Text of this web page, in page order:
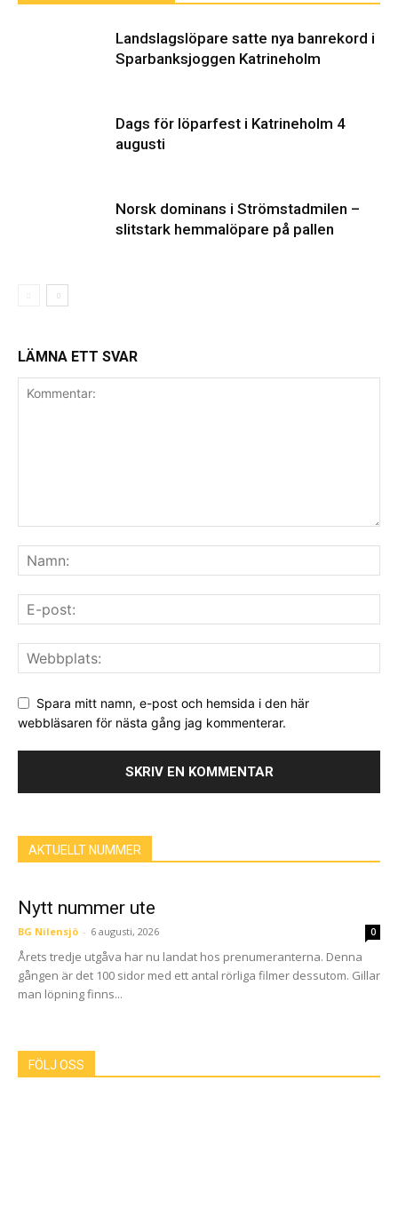
Landslagslöpare satte nya banrekord i
Sparbanksjoggen Katrineholm
Dags för löparfest i Katrineholm 4
augusti
Norsk dominans i Strömstadmilen –
slitstark hemmalöpare på pallen
LÄMNA ETT SVAR
Spara mitt namn, e-post och hemsida i den här
webbläsaren för nästa gång jag kommenterar.
AKTUELLT NUMMER
Nytt nummer ute
BG Nilensjö - 6 augusti, 2026 0
Årets tredje utgåva har nu landat hos prenumeranterna. Denna
gången är det 100 sidor med ett antal rörliga filmer dessutom. Gillar
man löpning finns...
FÖLJ OSS